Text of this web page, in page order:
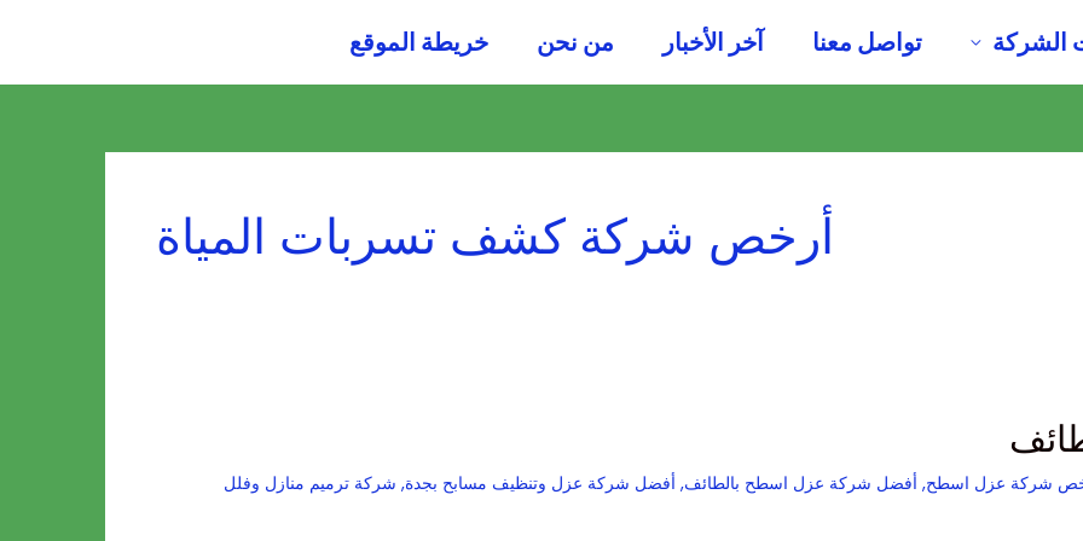
الشركة تواصل معنا آخر الأخبار من نحن خريطة الموقع
أرخص شركة كشف تسربات المياة
شركة عزل اسطح, أفضل شركة عزل اسطح بالطائف, أفضل شركة عزل وتنظيف مسابح بجدة, شركة ترميم منازل وفلل